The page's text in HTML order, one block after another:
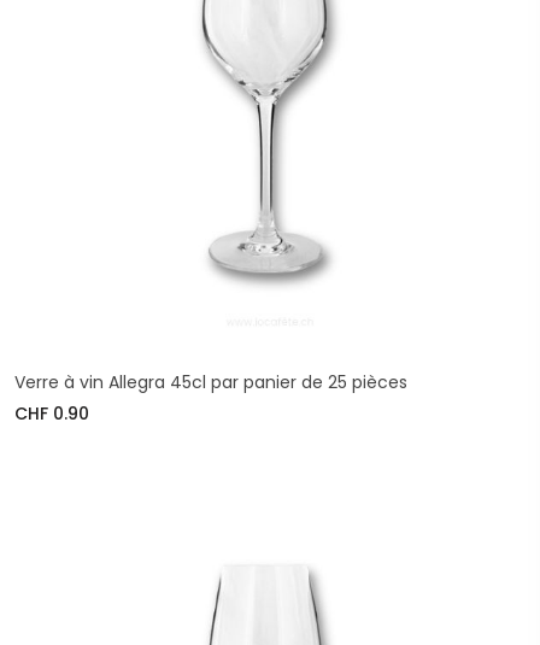
Verre à vin Allegra 45cl par panier de 25 pièces
CHF 0.90